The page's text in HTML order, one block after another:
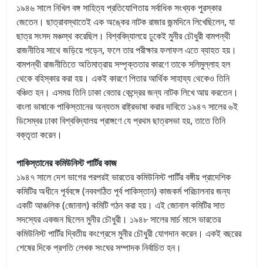
১৯৪৬ সালে নিখিল বঙ্গ সাহিত্য প্রতিযোগিতায় সর্বাধিক সংখ্যক পুরস্কার
জেতেন। ছাত্রাবস্থাতেই এক অঙ্কের নাটক রাজার জন্মদিনে লিখেছিলেন, যা
ছাত্র সংসদ মঞ্চস্থ করেছিল। বিশ্ববিদ্যালয়ে ঢুকেই মুনীর চৌধুরী বামপন্থী
রাজনীতির সাথে জড়িয়ে পড়েন, ফলে তার পরীক্ষার ফলাফল এতে ব্যাহত হয়।
বামপন্থী রাজনীতিতে অতিমাত্রায় সম্পৃক্ততার কারণে তাকে সলিমুল্লাহ হল
থেকে বহিস্কার করা হয়। একই কারণে পিতার আর্থিক সাহায্য থেকেও তিনি
বঞ্চিত হন। এসময় তিনি ঢাকা বেতার কেন্দ্রের জন্য নাটক লিখে আয় করতেন।
বাংলা ভাষাকে পাকিস্তানের অন্যতম রাষ্ট্রভাষা করার দাবিতে ‌১৯৪৭ সালের ৬ই
ডিসেম্বর ঢাকা বিশ্ববিদ্যালয় প্রাঙ্গণে যে প্রথম ছাত্রসভা হয়, তাতে তিনি
বক্তৃতা করেন।
পাকিস্তানের কমিউনিস্ট পার্টির কাজ
১৯৪৭ সালে দেশ ভাগের পরপরই ভারতের কমিউনিস্ট পার্টির বঙ্গীয় প্রাদেশিক
কমিটির অধীনে পূর্ববঙ্গে (নববগঠিত পূর্ব পাকিস্তান) কাজকর্ম পরিচালনার জন্য
একটি আঞ্চলিক (জোনাল) কমিটি গঠন করা হয়। এই জোনাল কমিটির সাত
সদস্যের একজন ছিলেন মুনীর চৌধুরী। ১৯৪৮ সালের মার্চ মাসে ভারতের
কমিউনিস্ট পার্টির দ্বিতীয় কংগ্রেসে মুনীর চৌধুরী যোগদান করেন। একই বছরের
শেষের দিকে প্রগতি লেখক সংঘের সম্পাদক নির্বাচিত হন।